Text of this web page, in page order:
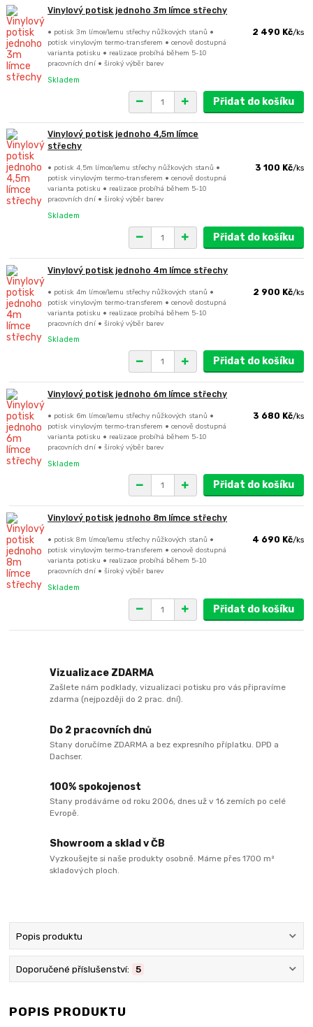
Vinylový potisk jednoho 3m límce střechy
• potisk 3m límce/lemu střechy nůžkových stanů •
potisk vinylovým termo-transferem • cenově dostupná
varianta potisku • realizace probíhá během 5-10
pracovních dní • široký výběr barev
2 490 Kč/ks
Skladem
Přidat do košíku
Vinylový potisk jednoho 4,5m límce
střechy
• potisk 4,5m límce/lemu střechy nůžkových stanů •
potisk vinylovým termo-transferem • cenově dostupná
varianta potisku • realizace probíhá během 5-10
pracovních dní • široký výběr barev
3 100 Kč/ks
Skladem
Přidat do košíku
Vinylový potisk jednoho 4m límce střechy
• potisk 4m límce/lemu střechy nůžkových stanů •
potisk vinylovým termo-transferem • cenově dostupná
varianta potisku • realizace probíhá během 5-10
pracovních dní • široký výběr barev
2 900 Kč/ks
Skladem
Přidat do košíku
Vinylový potisk jednoho 6m límce střechy
• potisk 6m límce/lemu střechy nůžkových stanů •
potisk vinylovým termo-transferem • cenově dostupná
varianta potisku • realizace probíhá během 5-10
pracovních dní • široký výběr barev
3 680 Kč/ks
Skladem
Přidat do košíku
Vinylový potisk jednoho 8m límce střechy
• potisk 8m límce/lemu střechy nůžkových stanů •
potisk vinylovým termo-transferem • cenově dostupná
varianta potisku • realizace probíhá během 5-10
pracovních dní • široký výběr barev
4 690 Kč/ks
Skladem
Přidat do košíku
Vizualizace ZDARMA
Zašlete nám podklady, vizualizaci potisku pro vás připravíme
zdarma (nejpozději do 2 prac. dní).
Do 2 pracovních dnů
Stany doručíme ZDARMA a bez expresního příplatku. DPD a
Dachser.
100% spokojenost
Stany prodáváme od roku 2006, dnes už v 16 zemích po celé
Evropě.
Showroom a sklad v ČB
Vyzkoušejte si naše produkty osobně. Máme přes 1700 m²
skladových ploch.
Popis produktu
Doporučené příslušenství: 5
POPIS PRODUKTU